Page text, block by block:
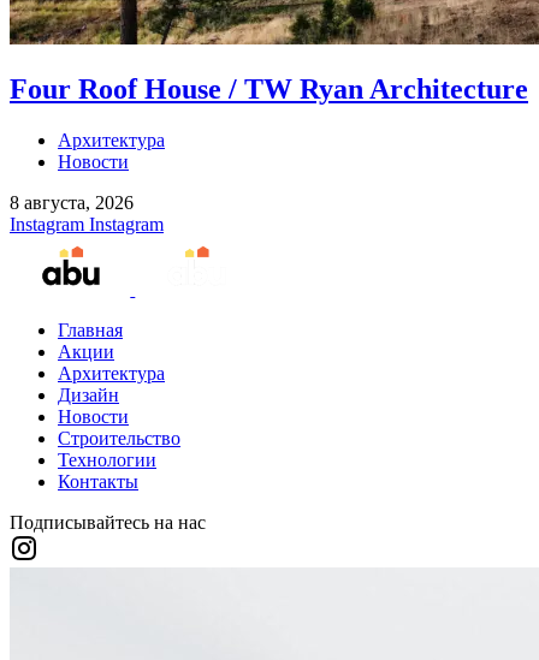
Four Roof House / TW Ryan Architecture
Архитектура
Новости
8 августа, 2026
Instagram Instagram
Главная
Акции
Архитектура
Дизайн
Новости
Строительство
Технологии
Контакты
Подписывайтесь на нас